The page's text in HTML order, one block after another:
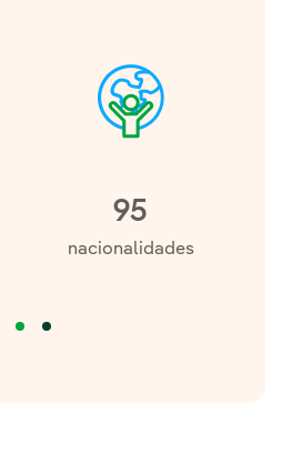
95
nacionalidades